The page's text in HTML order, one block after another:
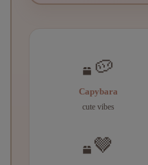
🥔
Capybara
cute vibes
🤎